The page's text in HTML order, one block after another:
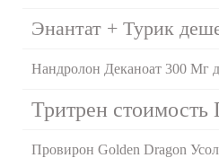
Энантат + Турик
Нандролон Деканоат 300 Мг
Тритрен стоимость
Провирон Golden Dragon